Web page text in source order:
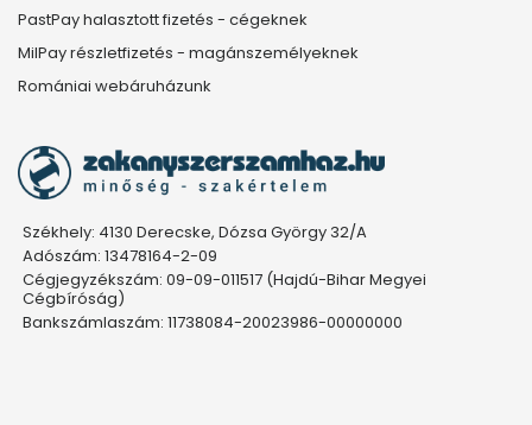
PastPay halasztott fizetés - cégeknek
MilPay részletfizetés - magánszemélyeknek
Romániai webáruházunk
Székhely: 4130 Derecske, Dózsa György 32/A
Adószám: 13478164-2-09
Cégjegyzékszám: 09-09-011517 (Hajdú-Bihar Megyei
Cégbíróság)
Bankszámlaszám: 11738084-20023986-00000000